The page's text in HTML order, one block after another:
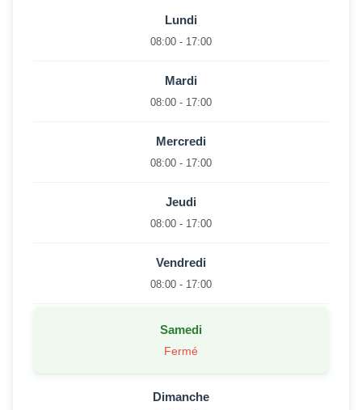
Lundi
08:00 - 17:00
Mardi
08:00 - 17:00
Mercredi
08:00 - 17:00
Jeudi
08:00 - 17:00
Vendredi
08:00 - 17:00
Samedi
Fermé
Dimanche